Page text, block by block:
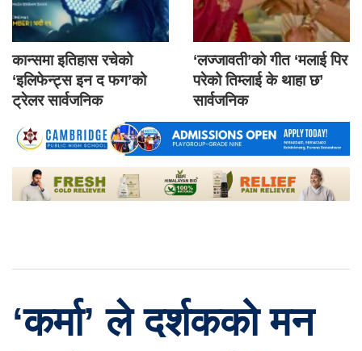
कान्समा इतिहास रचेको
‘इलिफेन्ट्स इन द फग’को
ट्रेलर सार्वजनिक
‘लज्जावती’को गीत ‘मलाई पिर
परेको तिम्लाई के थाहा छ’
सार्वजनिक
‘कर्मा’ ले दर्शकको मन